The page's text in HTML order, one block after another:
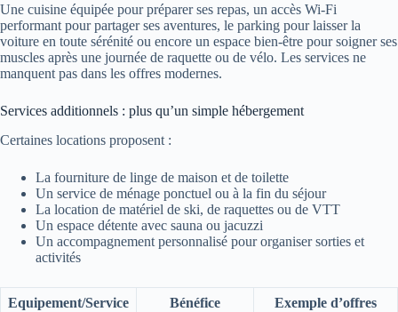
Une cuisine équipée pour préparer ses repas, un accès Wi-Fi
performant pour partager ses aventures, le parking pour laisser la
voiture en toute sérénité ou encore un espace bien-être pour soigner ses
muscles après une journée de raquette ou de vélo. Les services ne
manquent pas dans les offres modernes.
Services additionnels : plus qu’un simple hébergement
Certaines locations proposent :
La fourniture de linge de maison et de toilette
Un service de ménage ponctuel ou à la fin du séjour
La location de matériel de ski, de raquettes ou de VTT
Un espace détente avec sauna ou jacuzzi
Un accompagnement personnalisé pour organiser sorties et
activités
Equipement/Service Bénéfice Exemple d’offres